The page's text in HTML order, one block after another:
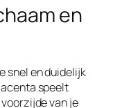
en
snel en duidelijk
speelt
van je